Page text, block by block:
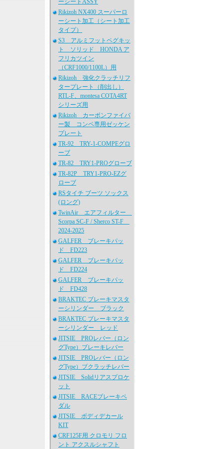
ーシートASSY
Rikizoh NX400 スーパーロ
ーシート加工（シート加工
タイプ）
S3 アルミフットペグキッ
ト ソリッド HONDA ア
フリカツイン
（CRF1000/1100L）用
Rikizoh 強化クラッチリフ
タープレート（削出し）
RTL-F、montesa COTA4RT
シリーズ用
Rikizoh カーボンファイバ
ー製 コンペ専用ゼッケン
プレート
TR-92 TRY-1-COMPEグロ
ーブ
TR-82 TRY1-PROグローブ
TR-82P TRY1-PRO-EZグ
ローブ
RSタイチ ブーツ ソックス
(ロング)
TwinAir エアフィルター
Scorpa SC-F / Sherco ST-F
2024-2025
GALFER ブレーキパッ
ド FD223
GALFER ブレーキパッ
ド FD224
GALFER ブレーキパッ
ド FD428
BRAKTEC ブレーキマスタ
ーシリンダー ブラック
BRAKTEC ブレーキマスタ
ーシリンダー レッド
JITSIE PROレバー（ロン
グType）ブレーキレバー
JITSIE PROレバー（ロン
グType）ブクラッチレバー
JITSIE Solidリアスプロケ
ット
JITSIE RACEブレーキペ
ダル
JITSIE ボディデカール
KIT
CRF125F用 クロモリ フロ
ント アクスルシャフト